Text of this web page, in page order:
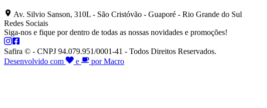
Av. Silvio Sanson, 310L - São Cristóvão - Guaporé - Rio Grande do Sul
Redes Sociais
Siga-nos e fique por dentro de todas as nossas novidades e promoções!
Safira © - CNPJ 94.079.951/0001-41 - Todos Direitos Reservados.
Desenvolvido com
e por Macro